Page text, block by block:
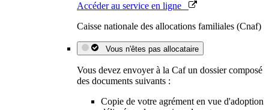
Accéder au service en ligne
Caisse nationale des allocations familiales (Cnaf)
Vous n'êtes pas allocataire
Vous devez envoyer à la Caf un dossier composé
des documents suivants :
Copie de votre agrément en vue d'adoption